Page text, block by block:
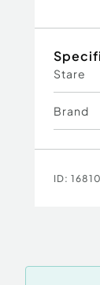
Stare
Brand
ID: